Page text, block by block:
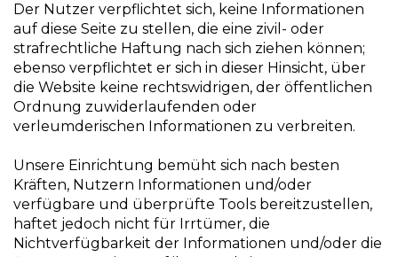
Der Nutzer verpflichtet sich, keine Informationen
auf diese Seite zu stellen, die eine zivil- oder
strafrechtliche Haftung nach sich ziehen können;
ebenso verpflichtet er sich in dieser Hinsicht, über
die Website keine rechtswidrigen, der öffentlichen
Ordnung zuwiderlaufenden oder
verleumderischen Informationen zu verbreiten.
Unsere Einrichtung bemüht sich nach besten
Kräften, Nutzern Informationen und/oder
verfügbare und überprüfte Tools bereitzustellen,
haftet jedoch nicht für Irrtümer, die
Nichtverfügbarkeit der Informationen und/oder die